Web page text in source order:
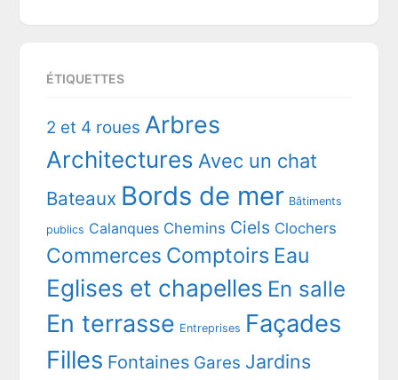
ÉTIQUETTES
2 et 4 roues Arbres
Architectures Avec un chat
Bateaux Bords de mer Bâtiments
publics Calanques Chemins Ciels Clochers
Commerces Comptoirs Eau
Eglises et chapelles En salle
En terrasse Entreprises Façades
Filles Fontaines Gares Jardins